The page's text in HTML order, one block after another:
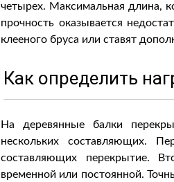
четырех. Максимальная длина,
прочность оказывается
клееного бруса или ставят
Как определить
На деревянные балки
нескольких составляющих.
составляющих перекрытие.
временной или постоянной.